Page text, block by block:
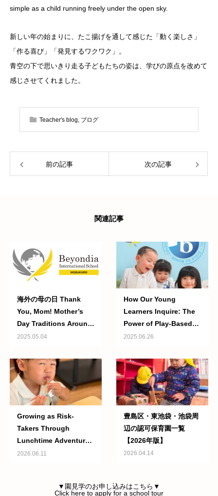
simple as a child running freely under the open sky.
新しい年の始まりに、たこ揚げを通して感じた「動く楽しさ」
「作る喜び」「発見するワクワク」。
青空の下で思いきり走る子どもたちの姿は、学びの原点を改めて
感じさせてくれました。
Teacher's blog, ブログ
前の記事 次の記事
関連記事
海外の母の日 Thank
You, Mom! Mother’s
Day Traditions Around
the World 〜A
unique ways love is
shown to mothers
across cultures〜
2025.05.04
How Our Young
Learners Inquire: The
Power of Play-Based
Learning ~ 遊びから始
とは？
2025.06.26
Growing as Risk-
Takers Through
Lunchtime Adventures
| ランチタイムを通して
2026.06.11
豊島区・東池袋・池袋周
辺の認可保育園一覧
【2026年版】
2026.04.14
▼園見学のお申し込みはこちら▼
Click here to apply for a school tour